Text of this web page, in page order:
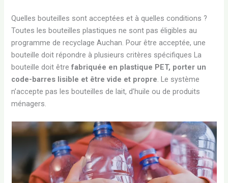
Quelles bouteilles sont acceptées et à quelles conditions ?
Toutes les bouteilles plastiques ne sont pas éligibles au
programme de recyclage Auchan. Pour être acceptée, une
bouteille doit répondre à plusieurs critères spécifiques La
bouteille doit êtrefabriquée en plastique PET, porter un
code-barres lisible et être vide et propre. Le système
n’accepte pas les bouteilles de lait, d’huile ou de produits
ménagers.